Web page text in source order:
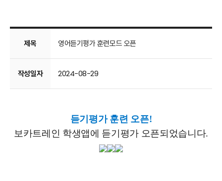
제목 영어듣기평가 훈련모드 오픈
작성일자 2024-08-29
듣기평가 훈련 오픈!
보카트레인 학생앱에 듣기평가 오픈되었습니다.